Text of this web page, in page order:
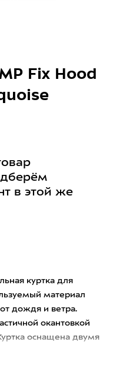
куртка для
материал
дождя и ветра.
окантовкой
оснащена двумя
Fix Hood
в этой же